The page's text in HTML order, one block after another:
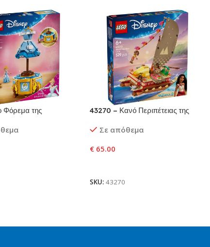
Φόρεμα της
43270 – Κανό Περιπέτειας της
Σε απόθεμα
€ 65.00
SKU:43270